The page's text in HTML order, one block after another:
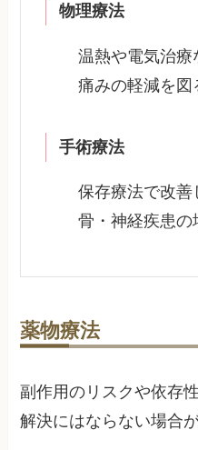
物理療法
温熱や電気治療
痛みの軽減を図
手術療法
保存療法で改
骨・神経疾患
薬物療法
副作用のリスクや依存
解決にはならない場合